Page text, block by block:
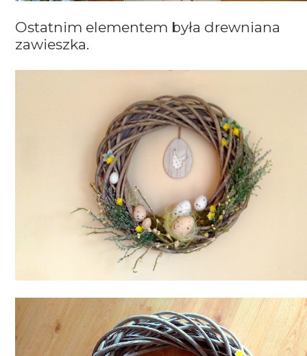
Ostatnim elementem była drewniana
zawieszka.